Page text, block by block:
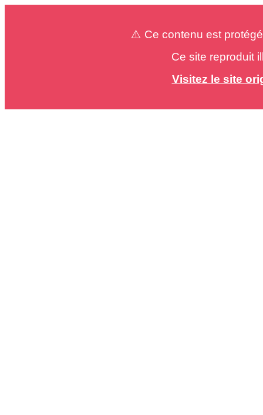
⚠️ Ce contenu est
Ce site reproduit
Visitez le site